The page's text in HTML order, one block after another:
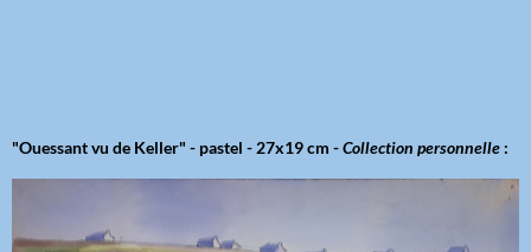
"Ouessant vu de Keller" - pastel - 27x19 cm -Collection personnelle :